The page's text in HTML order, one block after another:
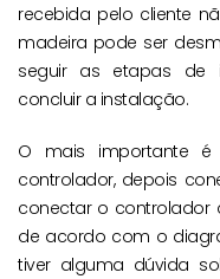
recebida pelo cliente
madeira pode ser
seguir as etapas de
concluir a instalação.
O mais importante
controlador, depois
conectar o controlador
de acordo com o
tiver alguma dúvida